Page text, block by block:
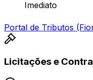
Imediato
Portal de Tributos
Licitações e